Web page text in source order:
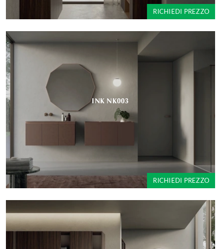
RICHIEDI PREZZO
INK NK003
RICHIEDI PREZZO